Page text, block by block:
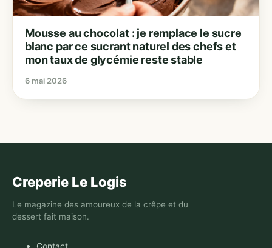
Mousse au chocolat : je remplace le sucre
blanc par ce sucrant naturel des chefs et
mon taux de glycémie reste stable
6 mai 2026
Creperie Le Logis
Le magazine des amoureux de la crêpe et du
dessert fait maison.
Contact